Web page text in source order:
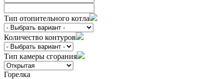
Тип отопительного котла
Количество контуров
Тип камеры сгорания
Горелка